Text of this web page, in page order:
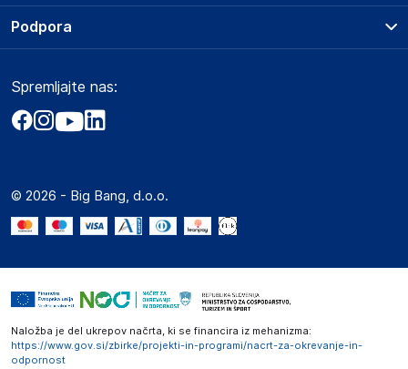
O podjetju
Obvestila za javnost
Akt o digitalnih storitvah
Marketplace za partnerje
Novosti
Storitve
Dostava, vnos in odvoz
Zavarovanje izdelkov
Podpora
Marketplace
Kako oddati naročilo?
Spremljajte nas:
© 2026 - Big Bang, d.o.o.
Naložba je del ukrepov načrta, ki se financira iz mehanizma:
https://www.gov.si/zbirke/projekti-in-programi/nacrt-za-okrevanje-in-
odpornost